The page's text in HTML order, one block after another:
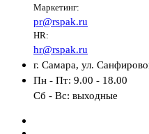
Маркетинг:
pr@rspak.ru
HR:
hr@rspak.ru
г. Самара, ул.
Пн - Пт: 9.00 - 18.00
Сб - Вс: выходные